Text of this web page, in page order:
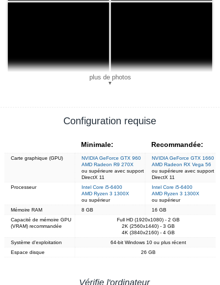
plus de photos
▼
Configuration requise
Minimale: Recommandée:
Carte graphique (GPU)
NVIDIA GeForce GTX 960
AMD Radeon R9 270X
ou supérieure avec support
DirectX 11
NVIDIA GeForce GTX 1660
AMD Radeon RX Vega 56
ou supérieure avec support
DirectX 11
Processeur
Intel Core i5-6400
AMD Ryzen 3 1300X
ou supérieur
Intel Core i5-6400
AMD Ryzen 3 1300X
ou supérieur
Mémoire RAM
8 GB
16 GB
Capacité de mémoire GPU
(VRAM) recommandée
Full HD (1920x1080) - 2 GB
2K (2560x1440) - 3 GB
4K (3840x2160) - 4 GB
Système d'exploitation
64-bit Windows 10 ou plus récent
Espace disque
26 GB
Vérifie l'ordinateur